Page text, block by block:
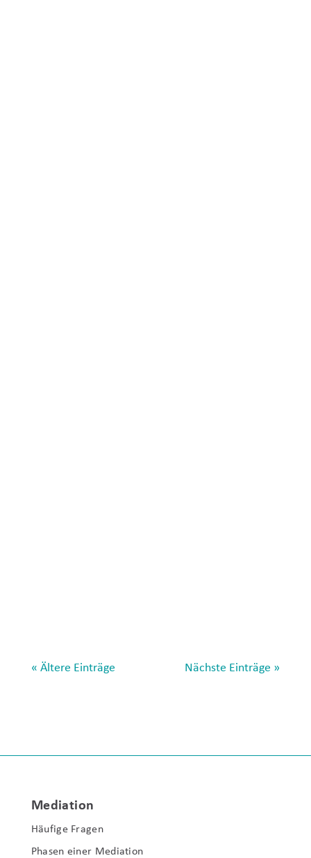
« Ältere Einträge Nächste Einträge »
Mediation
Häufige Fragen
Phasen einer Mediation